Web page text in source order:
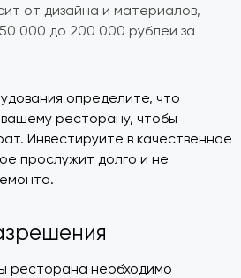
от дизайна и материалов,
000 до 200 000 рублей за
определите, что
ресторану, чтобы
Инвестируйте в качественное
прослужит долго и не
ресторана необходимо